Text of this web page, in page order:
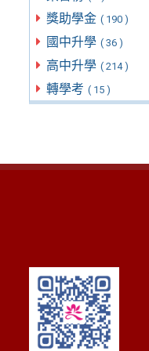
獎助學金 ( 190 )
國中升學 ( 36 )
高中升學 ( 214 )
轉學考 ( 15 )